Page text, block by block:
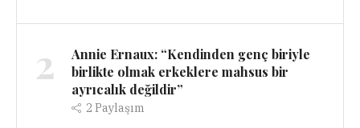
2
Annie Ernaux: “Kendinden genç biriyle
birlikte olmak erkeklere mahsus bir
ayrıcalık değildir”
2 Paylaşım